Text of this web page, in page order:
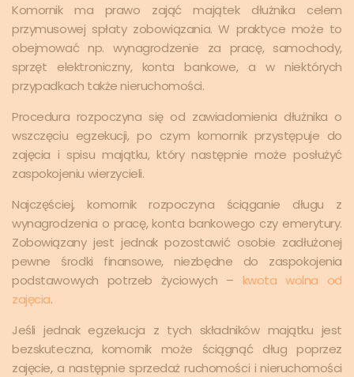
Komornik ma prawo zająć majątek dłużnika celem
przymusowej spłaty zobowiązania. W praktyce może to
obejmować np. wynagrodzenie za pracę, samochody,
sprzęt elektroniczny, konta bankowe, a w niektórych
przypadkach także nieruchomości.
Procedura rozpoczyna się od zawiadomienia dłużnika o
wszczęciu egzekucji, po czym komornik przystępuje do
zajęcia i spisu majątku, który następnie może posłużyć
zaspokojeniu wierzycieli.
Najczęściej, komornik rozpoczyna ściąganie długu z
wynagrodzenia o pracę, konta bankowego czy emerytury.
Zobowiązany jest jednak pozostawić osobie zadłużonej
pewne środki finansowe, niezbędne do zaspokojenia
podstawowych potrzeb życiowych – kwota wolna od
zajęcia.
Jeśli jednak egzekucja z tych składników majątku jest
bezskuteczna, komornik może ściągnąć dług poprzez
zajęcie, a następnie sprzedaż ruchomości i nieruchomości